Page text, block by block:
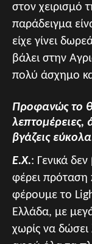
στον χειρισμό
παράδειγμα
είχε γίνει
βάλει στην
πολύ άσχημο
Προφανώς το
λεπτομέρειες,
βγάζεις
Ε.Χ.: Γενικά
φέρει πρόταση
φέρουμε το
Ελλάδα, με
χωρίς να